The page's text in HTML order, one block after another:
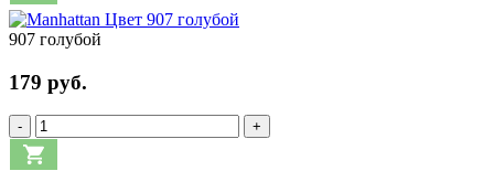
907 голубой
179 руб.
- +